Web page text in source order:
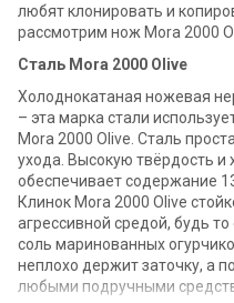
любят клонировать и
рассмотрим нож Mora 2000
Сталь Mora 2000 Olive
Холоднокатаная ножевая
– эта марка стали
Mora 2000 Olive. Сталь
ухода. Высокую твёрдость и
обеспечивает содержание
Клинок Mora 2000 Olive
агрессивной средой, будь
соль маринованных
неплохо держит заточку, а
любыми подручными